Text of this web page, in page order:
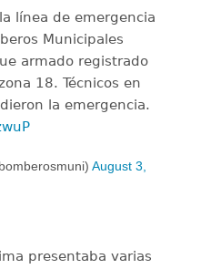
línea de emergencia
Municipales
armado registrado
18. Técnicos en
la emergencia.
August 3,
presentaba varias